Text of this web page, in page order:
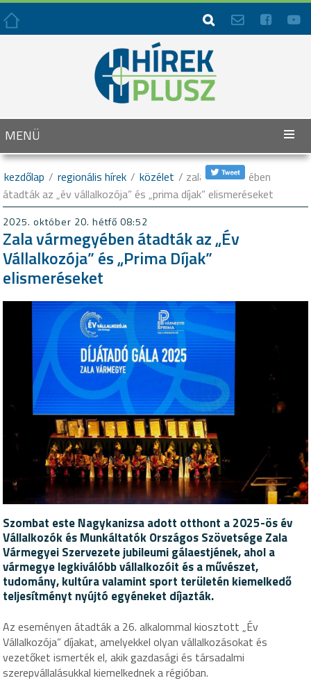
   
MENÜ
kezdőlap / regionális hírek / közélet / zala vármegyében
átadták az „év vállalkozója” és „prima díjak” elismeréseket
2025. október 20. hétfő 08:52
Zala vármegyében átadták az „Év
Vállalkozója” és „Prima Díjak”
elismeréseket
Szombat este Nagykanizsa adott otthont a 2025-ös év
Vállalkozók és Munkáltatók Országos Szövetsége Zala
Vármegyei Szervezete jubileumi gálaestjének, ahol a
vármegye legkiválóbb vállalkozóit és a művészet,
tudomány, kultúra valamint sport területén kiemelkedő
teljesítményt nyújtó egyéneket díjazták.
Az eseményen átadták a 26. alkalommal kiosztott „Év
Vállalkozója” díjakat, amelyekkel olyan vállalkozásokat és
vezetőket ismerték el, akik gazdasági és társadalmi
szerepvállalásukkal kiemelkednek a régióban.